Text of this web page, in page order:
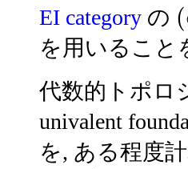
EI category の (
を用いること
代数的トポロ
univalent
を, ある程度